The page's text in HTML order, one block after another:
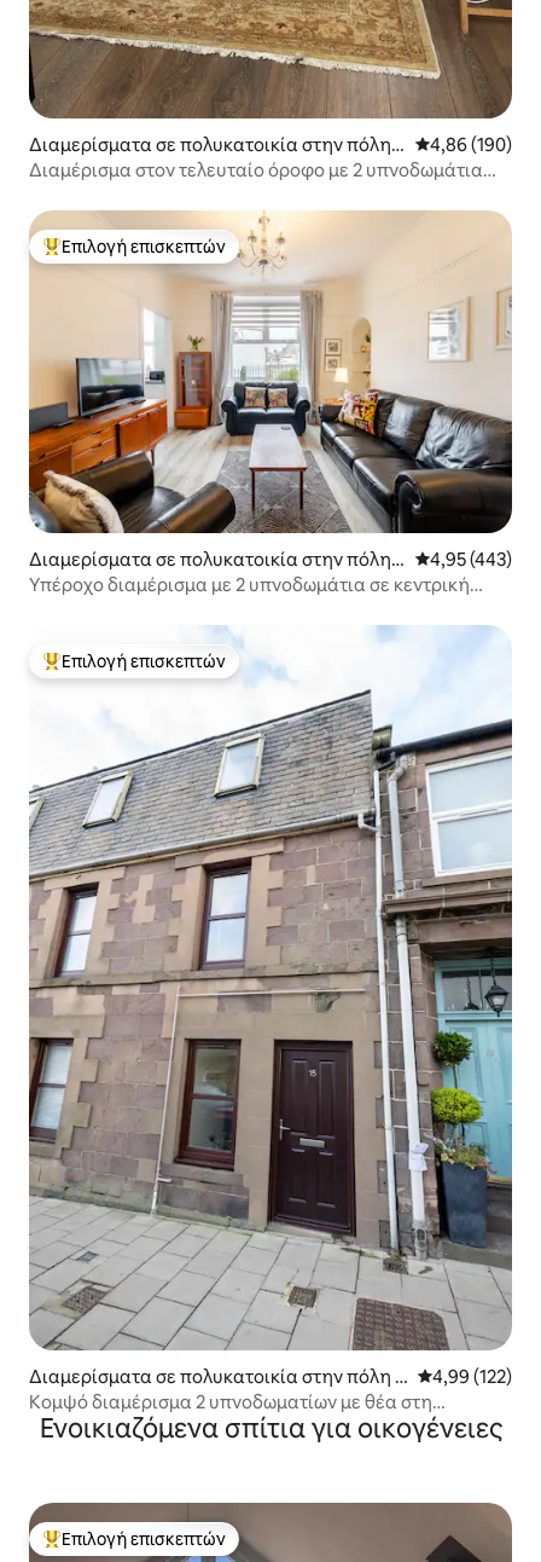
Διαμερίσματα σε πολυκατοικία στην πόλη
Αμπερντίν
Μέση
4,86 (190)
Διαμέρισμα στον τελευταίο όροφο με 2 υπνοδωμάτια
Κορυφαία επιλογή επισκεπτών
Επιλογή επισκεπτών
Διαμερίσματα σε πολυκατοικία στην πόλη
Angus Council
Μέση
4,95 (443)
Υπέροχο διαμέρισμα με 2 υπνοδωμάτια σε κεντρική
Κορυφαία επιλογή επισκεπτών
Επιλογή επισκεπτών
Διαμερίσματα σε πολυκατοικία στην πόλη A
berdeenshire
Μέση
4,99 (122)
Κομψό διαμέρισμα 2 υπνοδωματίων με θέα στη
θάλασσα στο Stonehaven
Ενοικιαζόμενα σπίτια για οικογένειες
Κορυφαία επιλογή επισκεπτών
Επιλογή επισκεπτών